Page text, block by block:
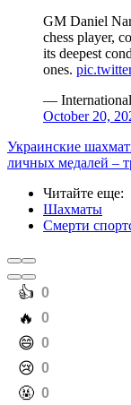
GM Daniel
chess player,
its deepest
ones.
— International
October 20,
Украинские
личных медалей –
Читайте еще:
Шахматы
Смерти
️👍 0
️🔥 0
️😄 0
️😢 0
️🤬 0